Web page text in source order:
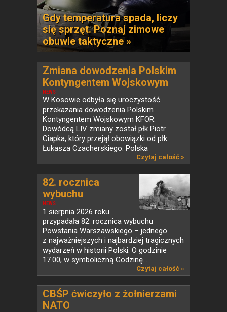
Gdy temperatura spada, liczy
się sprzęt. Poznaj zimowe
obuwie taktyczne »
NEWS
Zmiana dowodzenia Polskim
Kontyngentem Wojskowym
KFOR w Kosowie
W Kosowie odbyła się uroczystość
przekazania dowodzenia Polskim
Kontyngentem Wojskowym KFOR.
Dowódcą LIV zmiany został płk Piotr
Ciapka, który przejął obowiązki od płk.
Łukasza Czacherskiego. Polska
Czytaj całość »
NEWS
82. rocznica
wybuchu
Powstania...
1 sierpnia 2026 roku
przypadała 82. rocznica wybuchu
Powstania Warszawskiego – jednego
z najważniejszych i najbardziej tragicznych
wydarzeń w historii Polski. O godzinie
17.00, w symboliczną Godzinę...
Czytaj całość »
CBŚP ćwiczyło z żołnierzami
NATO